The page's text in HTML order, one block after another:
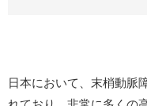
日本において、末梢動脈